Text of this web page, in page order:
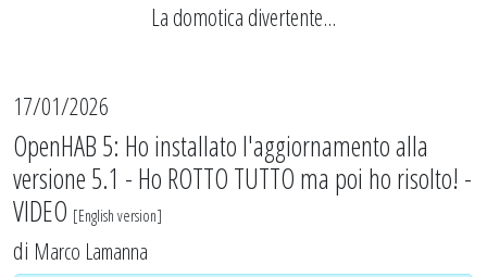
La domotica divertente...
17/01/2026
OpenHAB 5: Ho installato l'aggiornamento alla
versione 5.1 - Ho ROTTO TUTTO ma poi ho risolto! -
VIDEO [English version]
di Marco Lamanna